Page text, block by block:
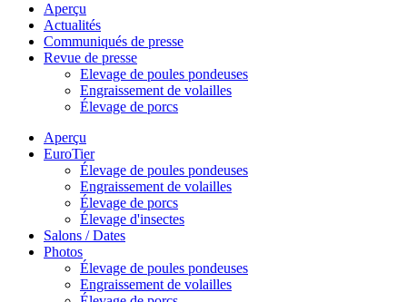
Aperçu
Actualités
Communiqués de presse
Revue de presse
Elevage de poules pondeuses
Engraissement de volailles
Élevage de porcs
Aperçu
EuroTier
Élevage de poules pondeuses
Engraissement de volailles
Élevage de porcs
Élevage d'insectes
Salons / Dates
Photos
Élevage de poules pondeuses
Engraissement de volailles